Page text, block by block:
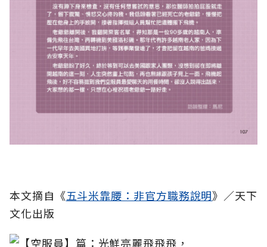
本文摘自《五斗米靠腰：非官方職務說明》／天下
文化出版